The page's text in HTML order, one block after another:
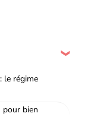
le régime
pour bien